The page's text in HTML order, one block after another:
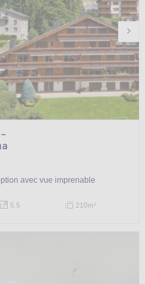
avec vue imprenable
5.5 210m2